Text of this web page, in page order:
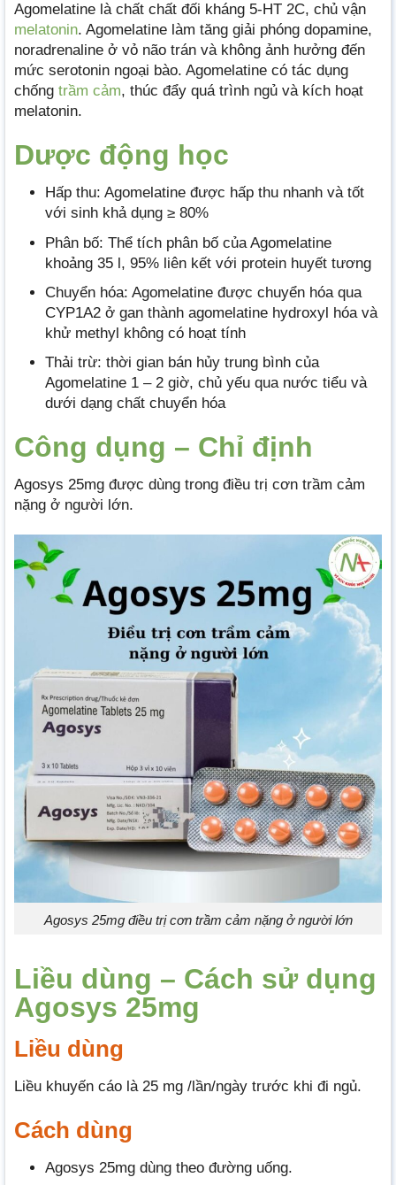
Agomelatine là chất chất đối kháng 5-HT 2C, chủ vận
melatonin. Agomelatine làm tăng giải phóng dopamine,
noradrenaline ở vỏ não trán và không ảnh hưởng đến
mức serotonin ngoại bào. Agomelatine có tác dụng
chống trầm cảm, thúc đẩy quá trình ngủ và kích hoạt
melatonin.
Dược động học
Hấp thu: Agomelatine được hấp thu nhanh và tốt
với sinh khả dụng ≥ 80%
Phân bố: Thể tích phân bố của Agomelatine
khoảng 35 l, 95% liên kết với protein huyết tương
Chuyển hóa: Agomelatine được chuyển hóa qua
CYP1A2 ở gan thành agomelatine hydroxyl hóa và
khử methyl không có hoạt tính
Thải trừ: thời gian bán hủy trung bình của
Agomelatine 1 – 2 giờ, chủ yếu qua nước tiểu và
dưới dạng chất chuyển hóa
Công dụng – Chỉ định
Agosys 25mg được dùng trong điều trị cơn trầm cảm
nặng ở người lớn.
Agosys 25mg điều trị cơn trầm cảm nặng ở người lớn
Liều dùng – Cách sử dụng
Agosys 25mg
Liều dùng
Liều khuyến cáo là 25 mg /lần/ngày trước khi đi ngủ.
Cách dùng
Agosys 25mg dùng theo đường uống.